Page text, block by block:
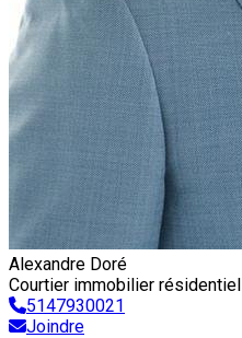
Alexandre Doré
Courtier immobilier résidentiel
5147930021
Joindre